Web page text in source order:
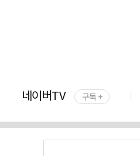
네이버TV 구독 +